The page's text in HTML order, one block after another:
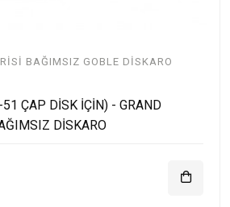
BAĞIMSIZ GOBLE DISKARO
ÇAP DİSK İÇİN) - GRAND
DİSKARO